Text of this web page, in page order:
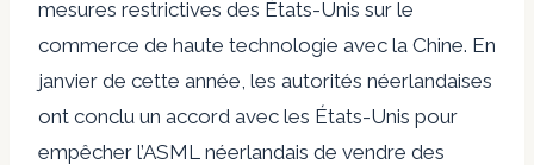
mesures restrictives des États-Unis sur le
commerce de haute technologie avec la Chine. En
janvier de cette année, les autorités néerlandaises
ont conclu un accord avec les États-Unis pour
empêcher l’ASML néerlandais de vendre des